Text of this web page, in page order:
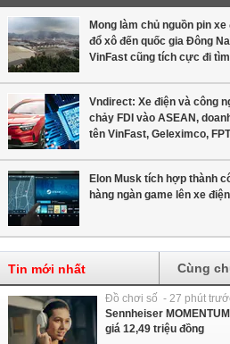
Mong làm chủ nguồn pin
đổ xô đến quốc gia Đông
VinFast cũng tích cực đi
Vndirect: Xe điện và công
chảy FDI vào ASEAN,
tên VinFast, Geleximco,
Elon Musk tích hợp thành
hàng ngàn game lên xe
Tin mới nhất Cùng
Đồ chơi số - 27 phút
Sennheiser
giá 12,49 triệu đồng